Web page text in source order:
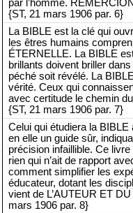
par l’homme.
{ST, 21 mars 1906 par. 6}
La BIBLE est la clé qui
les êtres humains
ÉTERNELLE. La BIBLE
brillants doivent briller
péché soit révélé. La
vérité. Ceux qui
avec certitude le chemin
{ST, 21 mars 1906 par. 7}
Celui qui étudiera la
en elle un guide sûr,
précision infaillible. Ce
rien qui n’ait de rapport
comment simplifier les
éducateur, dotant les
vient de L’AUTEUR ET
mars 1906 par. 8}